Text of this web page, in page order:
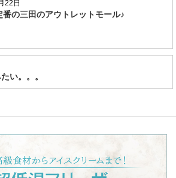
22日
番の三田のアウトレットモール♪
い。。。